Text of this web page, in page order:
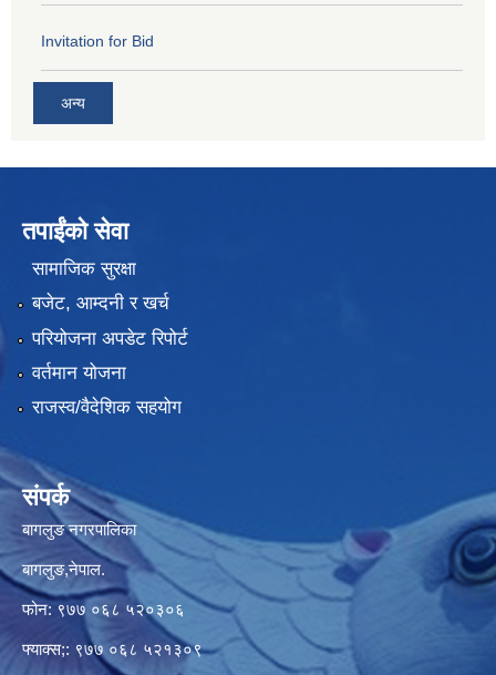
Invitation for Bid
अन्य
तपाईंको सेवा
सामाजिक सुरक्षा
बजेट, आम्दनी र खर्च
परियोजना अपडेट रिपोर्ट
वर्तमान योजना
राजस्व/वैदेशिक सहयोग
संपर्क
बागलुङ नगरपालिका
बागलुङ,नेपाल.
फोन: ९७७ ०६८ ५२०३०६
फ्याक्स;: ९७७ ०६८ ५२१३०९